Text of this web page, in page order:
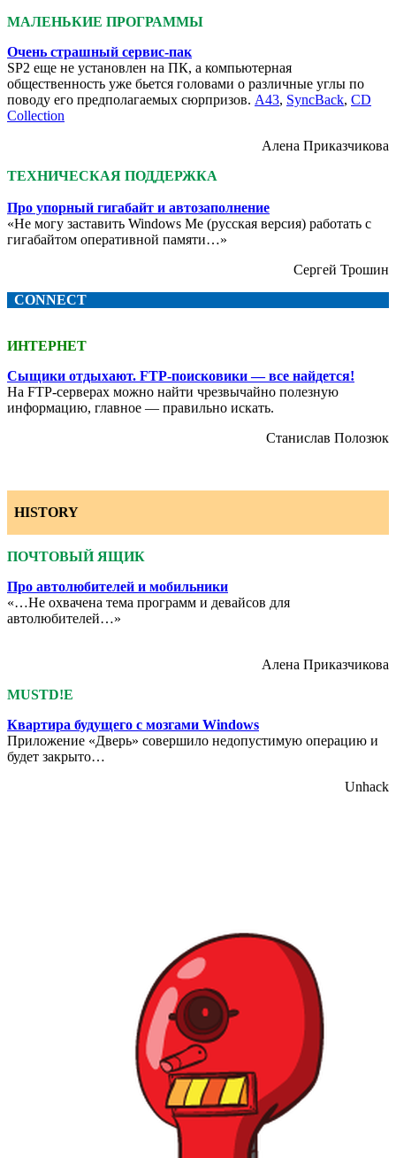
МАЛЕНЬКИЕ ПРОГРАММЫ
Очень страшный сервис-пак
SP2 еще не установлен на ПК, а компьютерная
общественность уже бьется головами о различные углы по
поводу его предполагаемых сюрпризов. A43, SyncBack, CD
Collection
Алена Приказчикова
ТЕХНИЧЕСКАЯ ПОДДЕРЖКА
Про упорный гигабайт и автозаполнение
«Не могу заставить Windows Me (русская версия) работать с
гигабайтом оперативной памяти…»
Сергей Трошин
CONNECT
ИНТЕРНЕТ
Сыщики отдыхают. FTP-поисковики — все найдется!
На FTP-серверах можно найти чрезвычайно полезную
информацию, главное — правильно искать.
Станислав Полозюк
HISTORY
ПОЧТОВЫЙ ЯЩИК
Про автолюбителей и мобильники
«…Не охвачена тема программ и девайсов для
автолюбителей…»
Алена Приказчикова
MUSTD!E
Квартира будущего с мозгами Windows
Приложение «Дверь» совершило недопустимую операцию и
будет закрыто…
Unhack